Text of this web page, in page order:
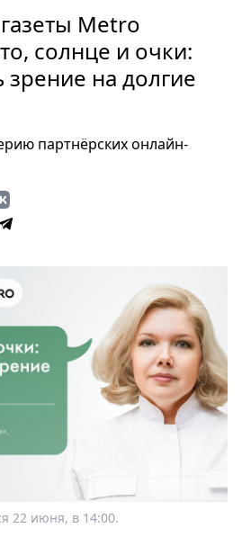
Metro
солнце и очки:
зрение на долгие
партнёрских онлайн-
22 июня, в 14:00.